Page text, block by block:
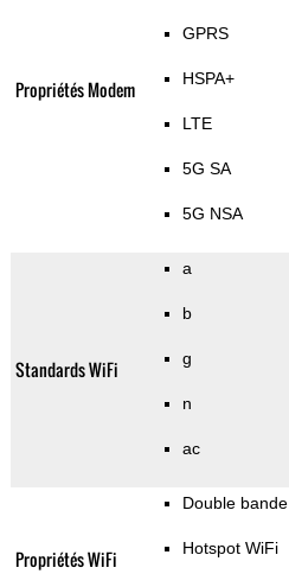
Propriétés Modem
GPRS
HSPA+
LTE
5G SA
5G NSA
Standards WiFi
a
b
g
n
ac
Propriétés WiFi
Double bande
Hotspot WiFi